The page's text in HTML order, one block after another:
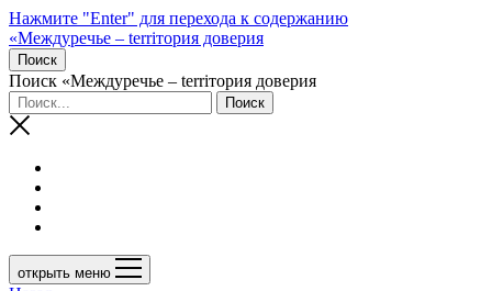
Нажмите "Enter" для перехода к содержанию
«Междуречье – terriтория доверия
Поиск
Поиск «Междуречье – terriтория доверия
открыть меню